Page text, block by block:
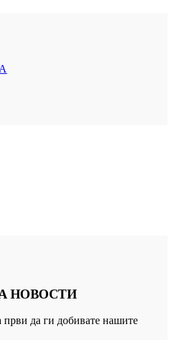
НОВОСТИ
први да ги добивате нашите